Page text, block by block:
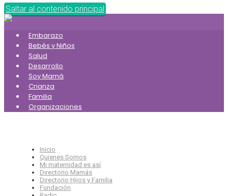
Saltar al contenido principal
Embarazo
Bebés y Niños
Salud
Desarrollo
Soy Mamá
Crianza
Familia
Organizaciones
Inicio
Quienes Somos
Mi maternidad es así
Directorio Mamás
Directorio Hijos y Familia
Fundación